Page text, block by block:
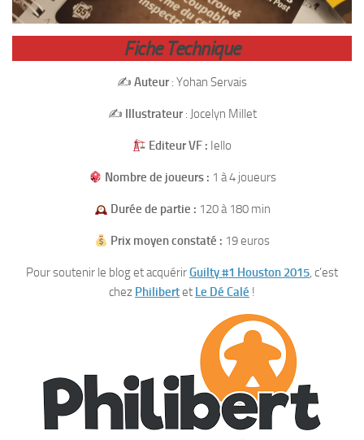
Fiche Technique
✍️ Auteur: Yohan Servais
✍️ Illustrateur: Jocelyn Millet
Editeur VF : Iello
Nombre de joueurs : 1 à 4 joueurs
Durée de partie : 120 à 180 min
Prix moyen constaté : 19 euros
Pour soutenir le blog et acquérirGuilty #1 Houston 2015, c’est
chez Philibertet Le Dé Calé !